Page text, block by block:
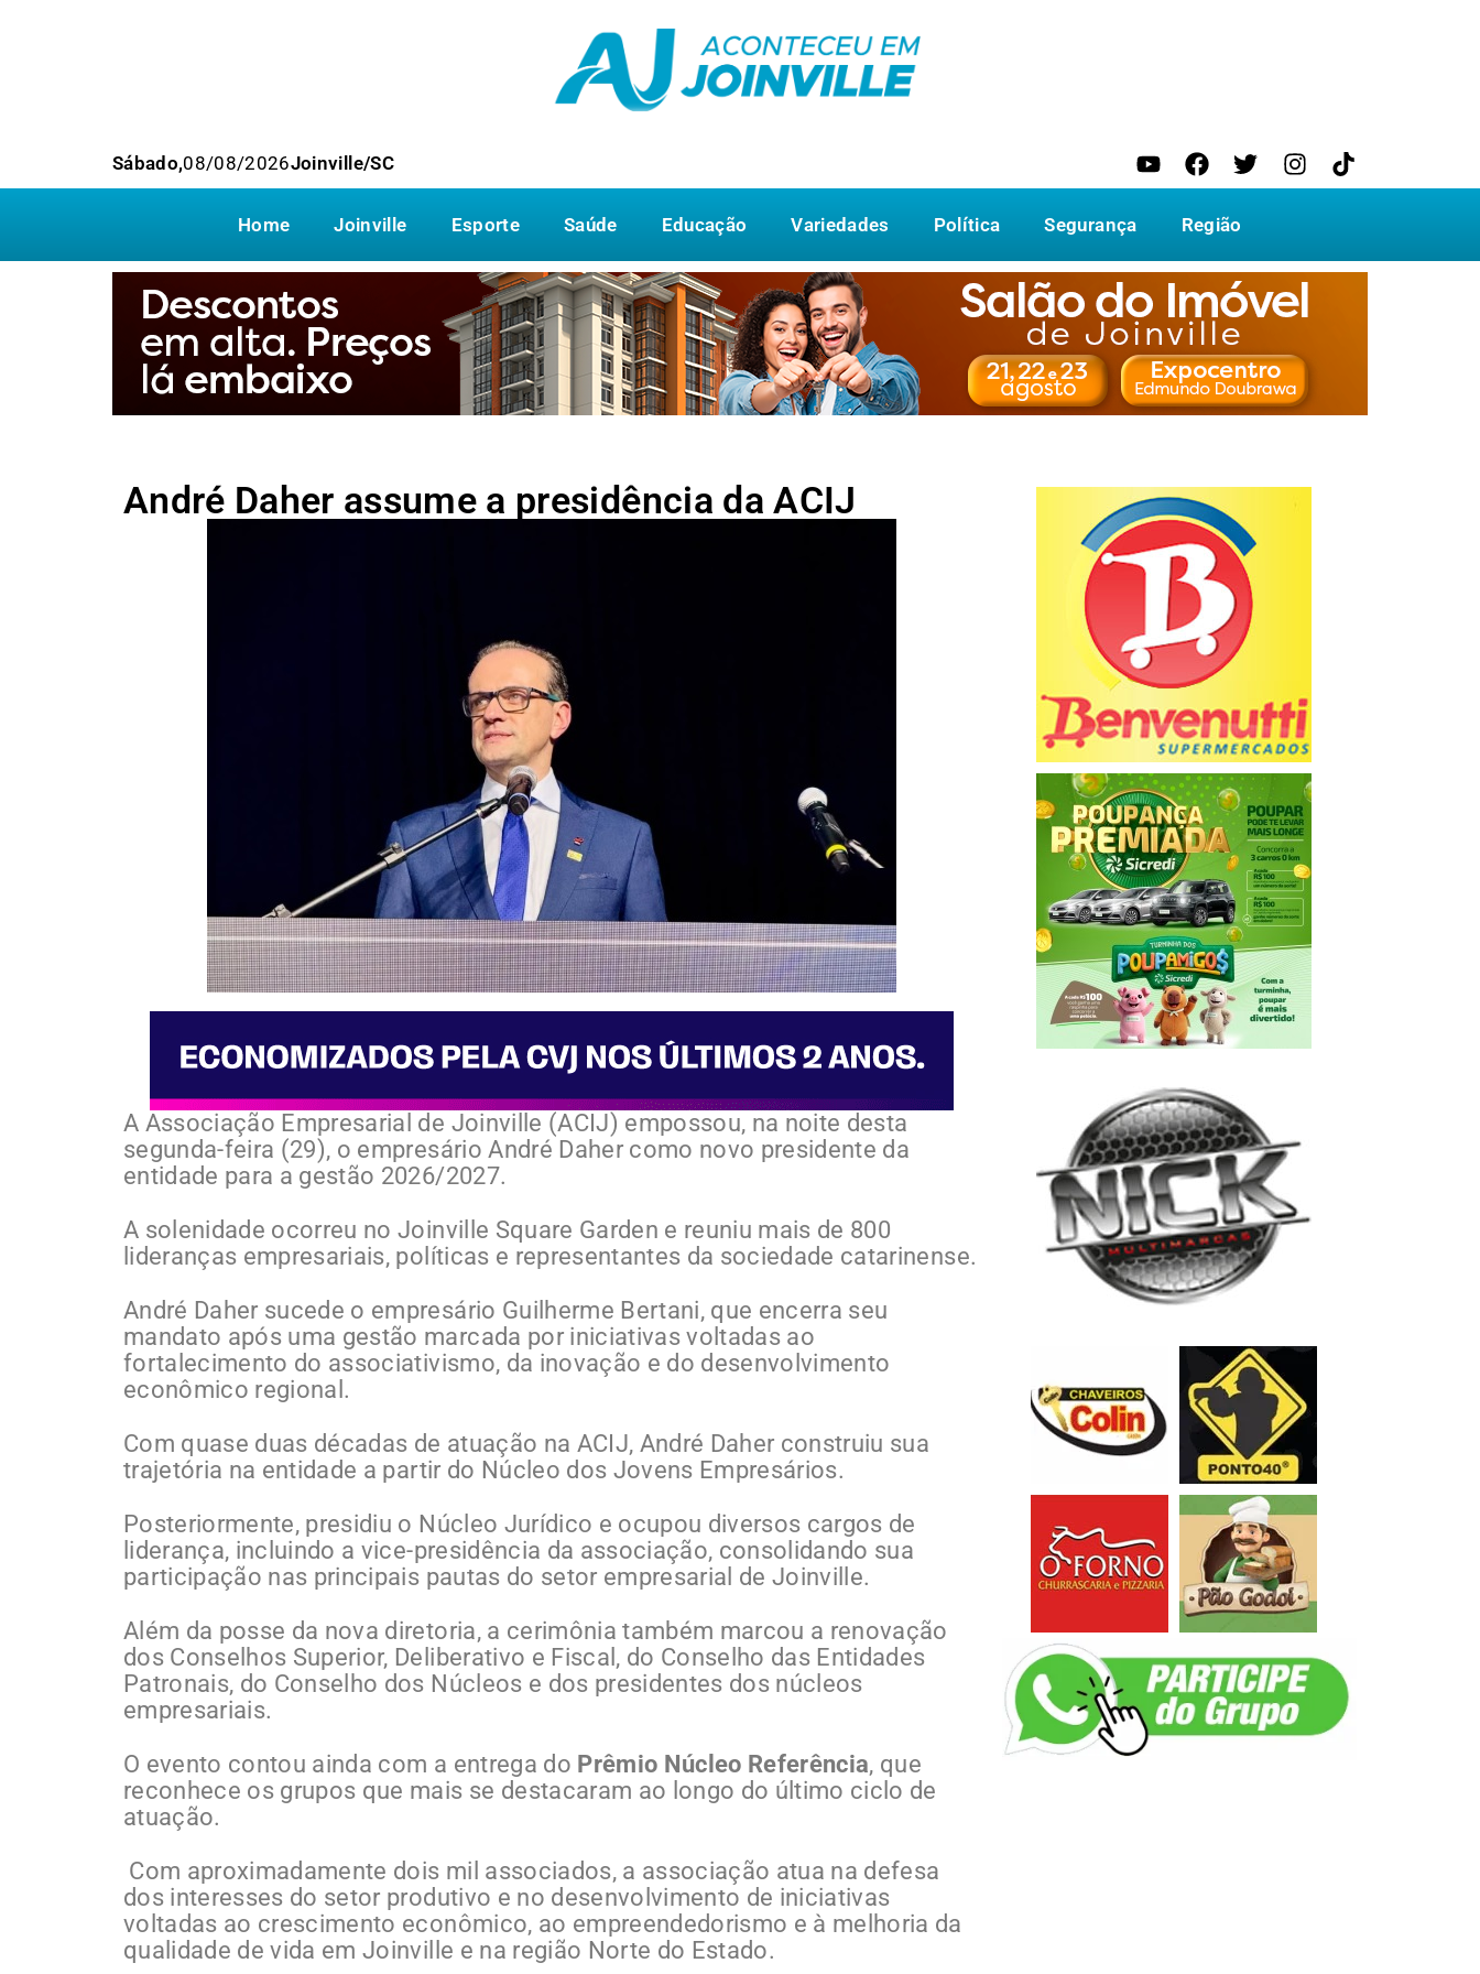
Sábado,08/08/2026Joinville/SC
Home Joinville Esporte Saúde Educação Variedades Política Segurança Região
André Daher assume a presidência da ACIJ
A Associação Empresarial de Joinville (ACIJ) empossou, na noite desta
segunda-feira (29), o empresário André Daher como novo presidente da
entidade para a gestão 2026/2027.
A solenidade ocorreu no Joinville Square Garden e reuniu mais de 800
lideranças empresariais, políticas e representantes da sociedade catarinense.
André Daher sucede o empresário Guilherme Bertani, que encerra seu
mandato após uma gestão marcada por iniciativas voltadas ao
fortalecimento do associativismo, da inovação e do desenvolvimento
econômico regional.
Com quase duas décadas de atuação na ACIJ, André Daher construiu sua
trajetória na entidade a partir do Núcleo dos Jovens Empresários.
Posteriormente, presidiu o Núcleo Jurídico e ocupou diversos cargos de
liderança, incluindo a vice-presidência da associação, consolidando sua
participação nas principais pautas do setor empresarial de Joinville.
Além da posse da nova diretoria, a cerimônia também marcou a renovação
dos Conselhos Superior, Deliberativo e Fiscal, do Conselho das Entidades
Patronais, do Conselho dos Núcleos e dos presidentes dos núcleos
empresariais.
O evento contou ainda com a entrega do Prêmio Núcleo Referência, que
reconhece os grupos que mais se destacaram ao longo do último ciclo de
atuação.
Com aproximadamente dois mil associados, a associação atua na defesa
dos interesses do setor produtivo e no desenvolvimento de iniciativas
voltadas ao crescimento econômico, ao empreendedorismo e à melhoria da
qualidade de vida em Joinville e na região Norte do Estado.